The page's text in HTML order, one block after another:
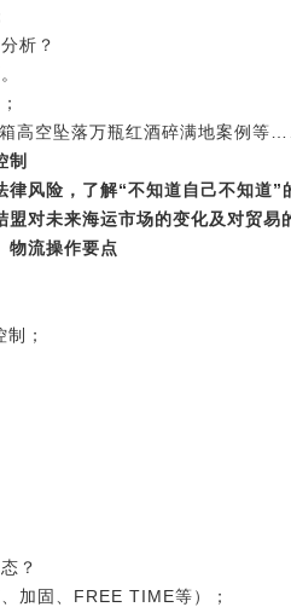
析？
高空坠落万瓶红酒碎满地案例等
制
律风险，了解“不知道自己不知道”
对未来海运市场的变化及对贸易
物流操作要点
；
；
？
加固、FREE TIME等）；